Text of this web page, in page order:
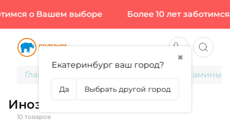
о Вашем выборе Более 10 лет
Главная Витамины
Инозитол
10 товаров
✖
Екатеринбург ваш город?
Да Выбрать другой город